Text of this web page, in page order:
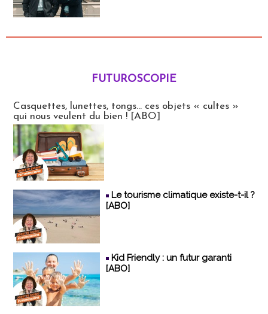
FUTUROSCOPIE
Casquettes, lunettes, tongs... ces objets « cultes »
qui nous veulent du bien ! [ABO]
Le tourisme climatique existe-t-il ?
[ABO]
Kid Friendly : un futur garanti
[ABO]